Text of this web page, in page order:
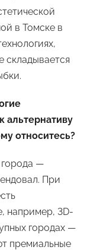
в Томске в
складывается
альтернативу
относитесь?
города —
При
например, 3D-
городах —
премиальные